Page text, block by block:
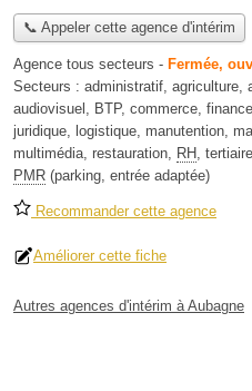
📞 Appeler cette agence d'intérim
Agence tous secteurs - Fermée,
Secteurs : administratif, agriculture,
audiovisuel , BTP, commerce,
juridique, logistique, manutention,
multimédia, restauration, RH , tertiaire
PMR (parking, entrée adaptée)
Recommander cette agence
Améliorer cette fiche
Autres agences d'intérim à Aubagne